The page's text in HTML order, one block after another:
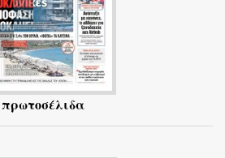
πρωτοσέλιδα